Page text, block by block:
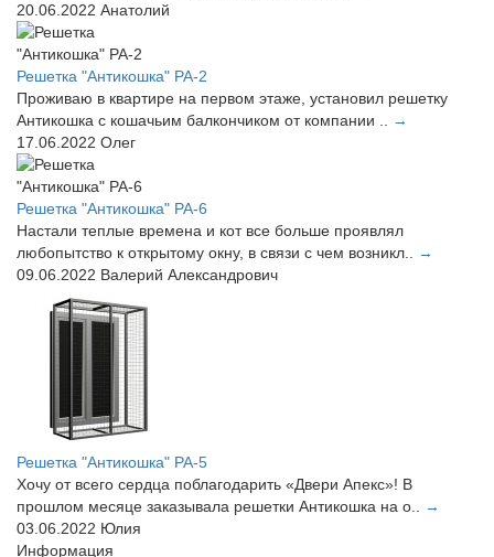
20.06.2022 Анатолий
Решетка "Антикошка" РА-2
Проживаю в квартире на первом этаже, установил решетку
Антикошка с кошачьим балкончиком от компании ..
→
17.06.2022 Олег
Решетка "Антикошка" РА-6
Настали теплые времена и кот все больше проявлял
любопытство к открытому окну, в связи с чем возникл..
→
09.06.2022 Валерий Александрович
Решетка "Антикошка" РА-5
Хочу от всего сердца поблагодарить «Двери Апекс»! В
прошлом месяце заказывала решетки Антикошка на о..
→
03.06.2022 Юлия
Информация